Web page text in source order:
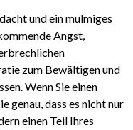
und ein mulmiges
Angst,
zum Bewältigen und
Wenn Sie einen
genau, dass es nicht nur
einen Teil Ihres